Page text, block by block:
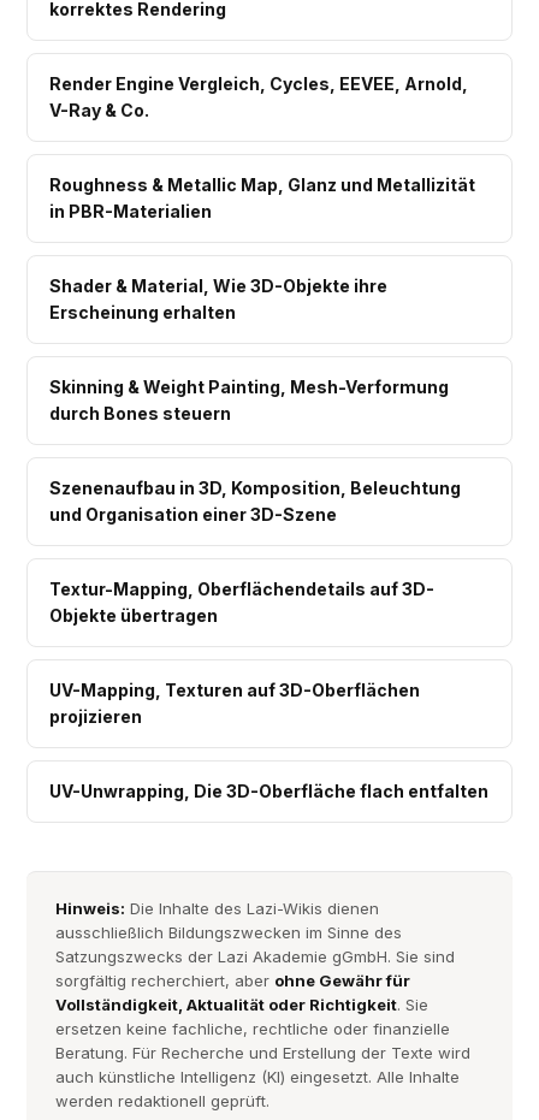
korrektes Rendering
Render Engine Vergleich, Cycles, EEVEE, Arnold,
V-Ray & Co.
Roughness & Metallic Map, Glanz und Metallizität
in PBR-Materialien
Shader & Material, Wie 3D-Objekte ihre
Erscheinung erhalten
Skinning & Weight Painting, Mesh-Verformung
durch Bones steuern
Szenenaufbau in 3D, Komposition, Beleuchtung
und Organisation einer 3D-Szene
Textur-Mapping, Oberflächendetails auf 3D-
Objekte übertragen
UV-Mapping, Texturen auf 3D-Oberflächen
projizieren
UV-Unwrapping, Die 3D-Oberfläche flach entfalten
Hinweis: Die Inhalte des Lazi-Wikis dienen
ausschließlich Bildungszwecken im Sinne des
Satzungszwecks der Lazi Akademie gGmbH. Sie sind
sorgfältig recherchiert, aber ohne Gewähr für
Vollständigkeit, Aktualität oder Richtigkeit. Sie
ersetzen keine fachliche, rechtliche oder finanzielle
Beratung. Für Recherche und Erstellung der Texte wird
auch künstliche Intelligenz (KI) eingesetzt. Alle Inhalte
werden redaktionell geprüft.